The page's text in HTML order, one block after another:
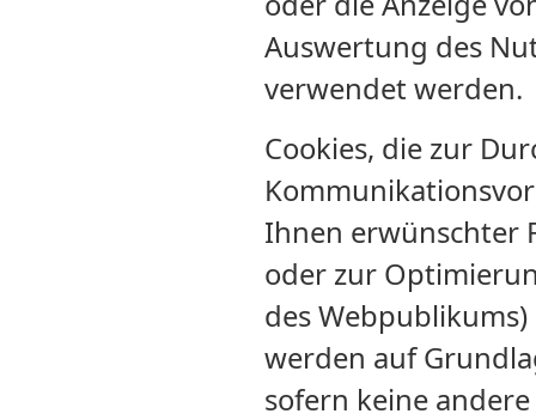
Auswertung des
verwendet werden.
Cookies, die zur
Ihnen erwünschter
oder zur
des
werden auf
sofern keine